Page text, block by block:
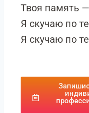
Твоя память
Я скучаю по
Я скучаю по